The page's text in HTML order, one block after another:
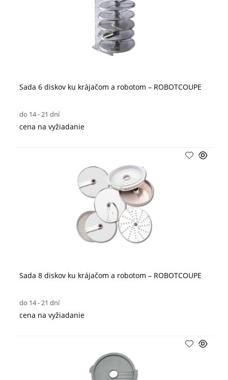
Sada 6 diskov ku krájačom a robotom – ROBOTCOUPE
do 14 - 21 dní
cena na vyžiadanie
Sada 8 diskov ku krájačom a robotom – ROBOTCOUPE
do 14 - 21 dní
cena na vyžiadanie